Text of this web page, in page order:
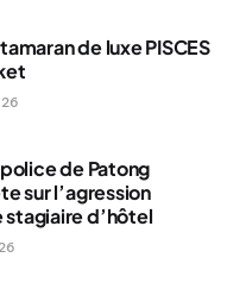
de luxe PISCES
police de Patong
sur l’agression
stagiaire d’hôtel